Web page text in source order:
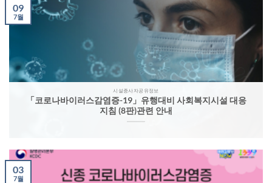
시설종사자공유정보
「코로나바이러스감염증-19」유행대비 사회복지시설 대응
지침 (8판)관련 안내
09
7월
03
7월